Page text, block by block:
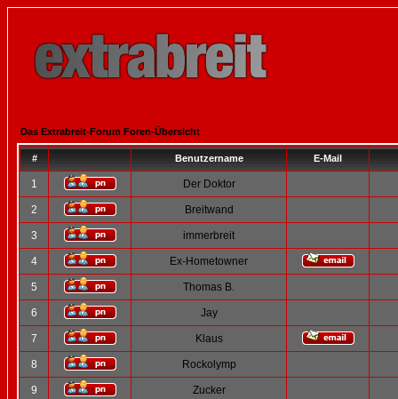
Das Extrabreit-Forum Foren-Übersicht
# Benutzername E-Mail
1 Der Doktor
2 Breitwand
3 immerbreit
4 Ex-Hometowner
5 Thomas B.
6 Jay
7 Klaus
8 Rockolymp
9 Zucker